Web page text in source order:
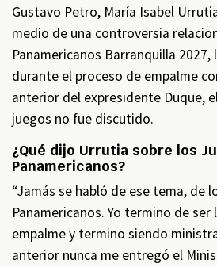
Gustavo Petro, María Isabel
medio de una controversia
Panamericanos Barranquilla
durante el proceso de empalme
anterior del expresidente Duque,
juegos no fue discutido.
¿Qué dijo Urrutia sobre los
Panamericanos?
“Jamás se habló de ese tema, de
Panamericanos. Yo termino de
empalme y termino siendo
anterior nunca me entregó el